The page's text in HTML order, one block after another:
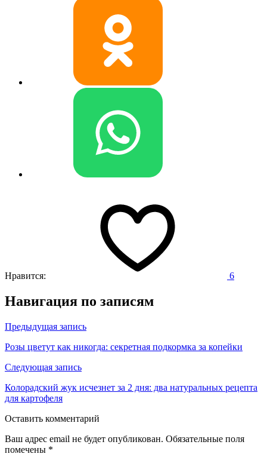
Нравится: 6
Навигация по записям
Предыдущая запись
Розы цветут как никогда: секретная подкормка за копейки
Следующая запись
Колорадский жук исчезнет за 2 дня: два натуральных рецепта
для картофеля
Оставить комментарий
Ваш адрес email не будет опубликован. Обязательные поля
помечены *